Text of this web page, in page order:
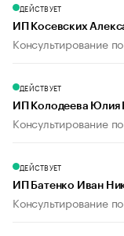
ДЕЙСТВУЕТ
ИП Косевских
Консультирование
ДЕЙСТВУЕТ
ИП Колодеева Юлия
Консультирование
ДЕЙСТВУЕТ
ИП Батенко Иван
Консультирование